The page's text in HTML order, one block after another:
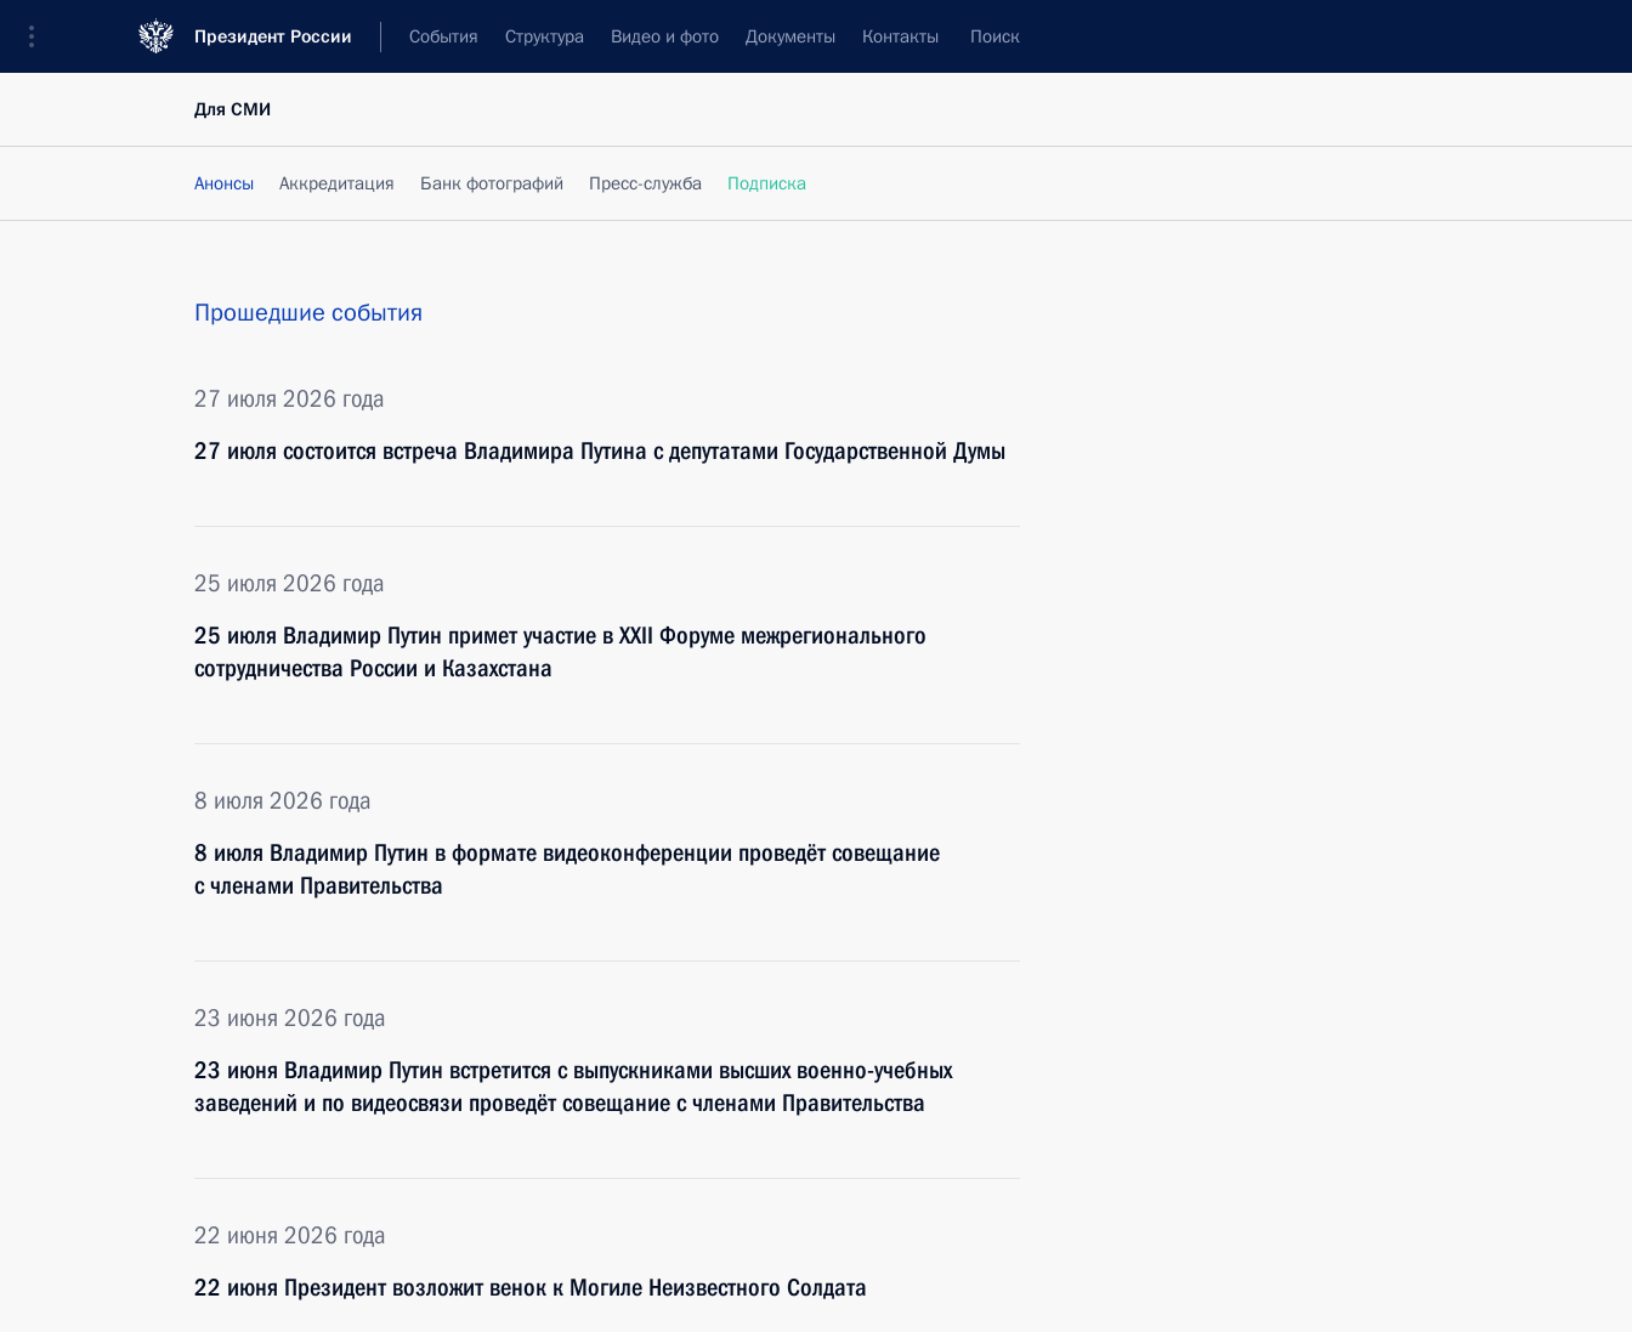
Президент России События Структура Видео и фото Документы Контакты Поиск
Для СМИ
Анонсы Аккредитация Банк фотографий Пресс-служба Подписка
Прошедшие события
27 июля 2026 года
27 июля состоится встреча Владимира Путина с депутатами Государственной Думы
25 июля 2026 года
25 июля Владимир Путин примет участие в XXII Форуме межрегионального
сотрудничества России и Казахстана
8 июля 2026 года
8 июля Владимир Путин в формате видеоконференции проведёт совещание
с членами Правительства
23 июня 2026 года
23 июня Владимир Путин встретится с выпускниками высших военно-учебных
заведений и по видеосвязи проведёт совещание с членами Правительства
22 июня 2026 года
22 июня Президент возложит венок к Могиле Неизвестного Солдата